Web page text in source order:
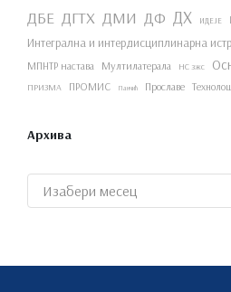
ДБЕ ДГТХ ДМИ ДФ ДХ ИДЕЈЕ
Интегрална и интердисциплинарна
МПНТР настава Мултилатерала НС зжс
ПРИЗМА ПРОМИС Панчић Прославе
Архива